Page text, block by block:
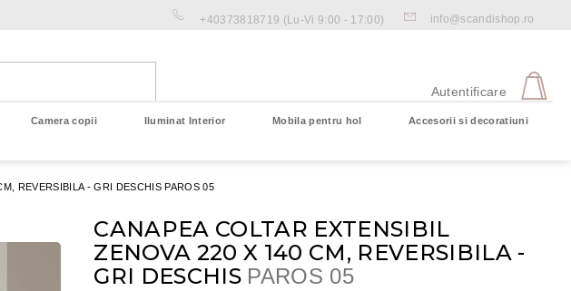
+40373818719 (Lu-Vi 9:00 - 17:00) info@scandishop.ro
Autentificare
Camera copii Iluminat Interior Mobila pentru hol Accesorii si decoratiuni
REVERSIBILA - GRI DESCHISPAROS 05
CANAPEA COLTAR EXTENSIBIL
ZENOVA 220 X 140 CM, REVERSIBILA -
GRI DESCHIS PAROS 05